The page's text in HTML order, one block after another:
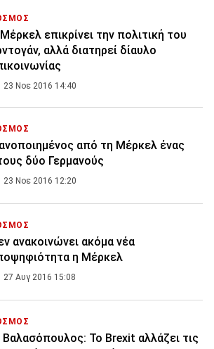
επικρίνει την πολιτική του
αλλά διατηρεί δίαυλο
23 Νοε 2016 14:40
από τη Μέρκελ ένας
δύο Γερμανούς
23 Νοε 2016 12:20
ανακοινώνει ακόμα νέα
η Μέρκελ
27 Αυγ 2016 15:08
Βαλασόπουλος: Το Brexit αλλάζει τις